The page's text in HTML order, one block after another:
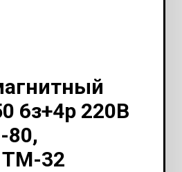
6з+4р 220В
32